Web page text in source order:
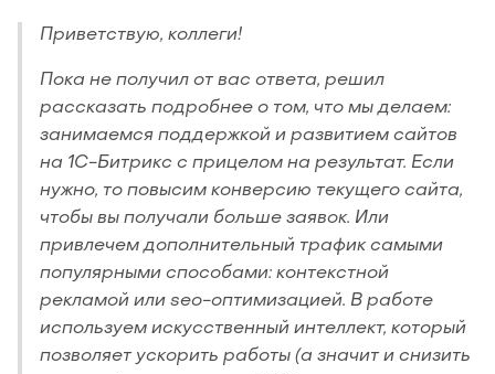
Приветствую, коллеги!
Пока не получил от вас ответа, решил
рассказать подробнее о том, что мы делаем:
занимаемся поддержкой и развитием сайтов
на 1С-Битрикс с прицелом на результат. Если
нужно, то повысим конверсию текущего сайта,
чтобы вы получали больше заявок. Или
привлечем дополнительный трафик самыми
популярными способами: контекстной
рекламой или seo-оптимизацией. В работе
используем искусственный интеллект, который
позволяет ускорить работы (а значит и снизить